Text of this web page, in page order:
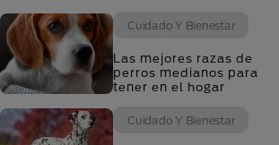
Cuidado Y Bienestar
Las mejores razas de
perros medianos para
tener en el hogar
Cuidado Y Bienestar